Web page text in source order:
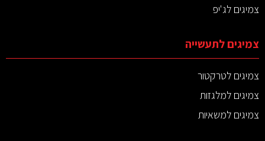
צמיגים לג'יפ
צמיגים לתעשייה
צמיגים לטרקטור
צמיגים למלגזות
צמיגים למשאיות